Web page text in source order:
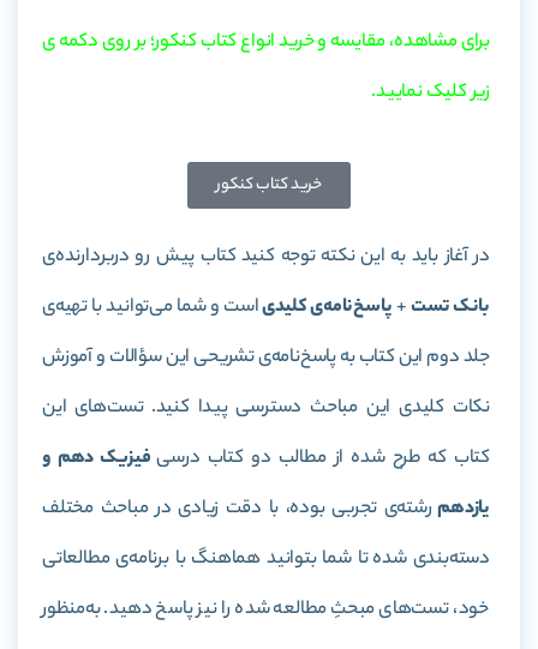
برای مشاهده، مقایسه و خرید انواع کتاب کنکور؛ بر روی دکمه ی
زیر کلیک نمایید.
خرید کتاب کنکور
در آغاز باید به این نکته توجه کنید کتاب پیش رو دربردارنده‌ی
بانک تست+پاسخ‌نامه‌ی کلیدیاست و شما می‌توانید با تهیه‌ی
جلد دوم این کتاب به پاسخ‌نامه‌ی تشریحی این سؤالات و آموزش
نکات کلیدی این مباحث دسترسی پیدا کنید. تست‌های این
کتاب که طرح شده از مطالب دو کتاب درسی فیزیک دهم و
یازدهم رشته‌ی تجربی بوده، با دقت زیادی در مباحث مختلف
دسته‌بندی شده‌ تا شما بتوانید هماهنگ با برنامه‌ی مطالعاتی
خود، تست‌های مبحثِ مطالعه شده را نیز پاسخ دهید. به‌منظور